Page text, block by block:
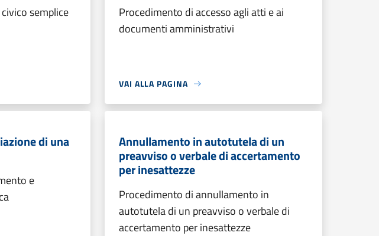
semplice
Procedimento di accesso agli atti e ai
documenti amministrativi
VAI ALLA PAGINA
di una
e
Annullamento in autotutela di un
preavviso o verbale di accertamento
per inesattezze
Procedimento di annullamento in
autotutela di un preavviso o verbale di
accertamento per inesattezze